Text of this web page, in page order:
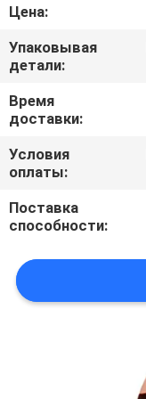
КАЧЕСТВА
СВЯЖИТЕСЬ
МЫ
НОВОСТИ
СПРОСИТЕ
КАРТА
Цена:
Упаковывая
детали:
Время
доставки:
Условия
оплаты:
Поставка
способности: